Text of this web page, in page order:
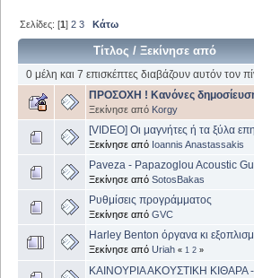
Σελίδες: [1]2 3 Κάτω
Τίτλος /Ξεκίνησε από
0 μέλη και 7 επισκέπτες διαβάζουν αυτόν τον
ΠΡΟΣΟΧΗ ! Κανόνες
Ξεκίνησε από Korgy
[VIDEO] Οι μαγνήτες ή τα ξύλα
Ξεκίνησε από Ioannis Anastassakis
Paveza - Papazoglou Acoustic
Ξεκίνησε από SotosBakas
Ρυθμίσεις προγράμματος
Ξεκίνησε από GVC
Harley Benton όργανα κι
Ξεκίνησε από Uriah « 1 2 »
ΚΑΙΝΟΥΡΙΑ ΑΚΟΥΣΤΙΚΗ ΚΙΘΑΡΑ